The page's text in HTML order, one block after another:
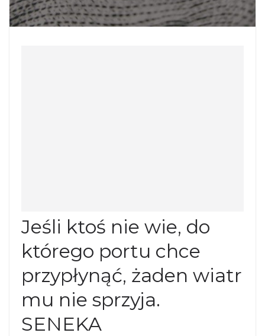
Jeśli ktoś nie wie, do
którego portu chce
przypłynąć, żaden wiatr
mu nie sprzyja.
SENEKA